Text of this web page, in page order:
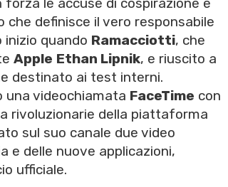
le accuse di cospirazione e
definisce il vero responsabile
inizio quando Ramacciotti, che
Apple Ethan Lipnik, e riuscito a
destinato ai test interni.
videochiamata FaceTime con
rivoluzionarie della piattaforma
sul suo canale due video
delle nuove applicazioni,
ufficiale.